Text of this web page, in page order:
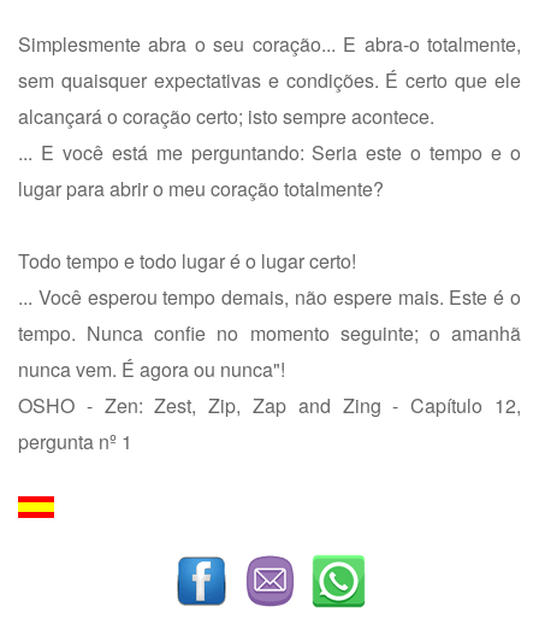
Simplesmente abra o seu coração... E abra-o totalmente,
sem quaisquer expectativas e condições. É certo que ele
alcançará o coração certo; isto sempre acontece.
... E você está me perguntando: Seria este o tempo e o
lugar para abrir o meu coração totalmente?
Todo tempo e todo lugar é o lugar certo!
... Você esperou tempo demais, não espere mais. Este é o
tempo. Nunca confie no momento seguinte; o amanhã
nunca vem. É agora ou nunca"!
OSHO - Zen: Zest, Zip, Zap and Zing - Capítulo 12,
pergunta nº 1